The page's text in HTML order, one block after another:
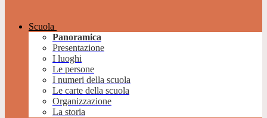
Scuola
Panoramica
Presentazione
I luoghi
Le persone
I numeri della scuola
Le carte della scuola
Organizzazione
La storia